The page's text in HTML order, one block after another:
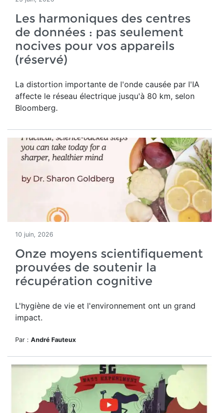
Les harmoniques des centres
de données : pas seulement
nocives pour vos appareils
(réservé)
La distortion importante de l'onde causée par l'IA
affecte le réseau électrique jusqu'à 80 km, selon
Bloomberg.
10 juin, 2026
Onze moyens scientifiquement
prouvées de soutenir la
récupération cognitive
L'hygiène de vie et l'environnement ont un grand
impact.
Par : André Fauteux